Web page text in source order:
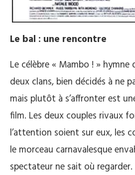
Le bal : une rencontre
Le célèbre « Mambo ! » hymne
deux clans, bien décidés à ne
mais plutôt à s’affronter est
film. Les deux couples rivaux
l’attention soient sur eux, les
le morceau carnavalesque
spectateur ne sait où